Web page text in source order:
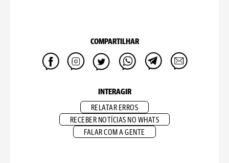
COMPARTILHAR
INTERAGIR
RELATAR ERROS
RECEBER NOTÍCIAS NO WHATS
FALAR COM A GENTE